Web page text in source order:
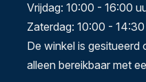
Vrijdag: 10:00 - 16:00
Zaterdag: 10:00 -
De winkel is gesitueerd
alleen bereikbaar met